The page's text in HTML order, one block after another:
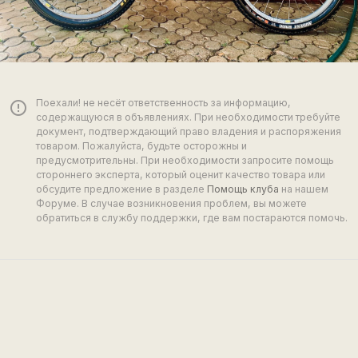
error_outline
Поехали! не несёт ответственность за информацию,
содержащуюся в объявлениях. При необходимости требуйте
документ, подтверждающий право владения и распоряжения
товаром. Пожалуйста, будьте осторожны и
предусмотрительны. При необходимости запросите помощь
стороннего эксперта, который оценит качество товара или
обсудите предложение в разделе Помощь клуба на нашем
Форуме. В случае возникновения проблем, вы можете
обратиться в службу поддержки, где вам постараются помочь.